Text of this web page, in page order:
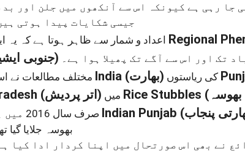
جا رہی ہے کیونکہ اس سے آنکھوں میں جلن اور
جیسی شکایات پیدا ہوتی
Regional
(جنوبی ایشیا) تک اور اس سے آگے تک پھیلا ہوا ہے۔
India (بھارت)
(اتر پردیش) Rice Stubbles
Indian Punjab
بھوسہ جلایا گیا
نے بھی اس صورتحال میں اپنا کردار ادا کیا